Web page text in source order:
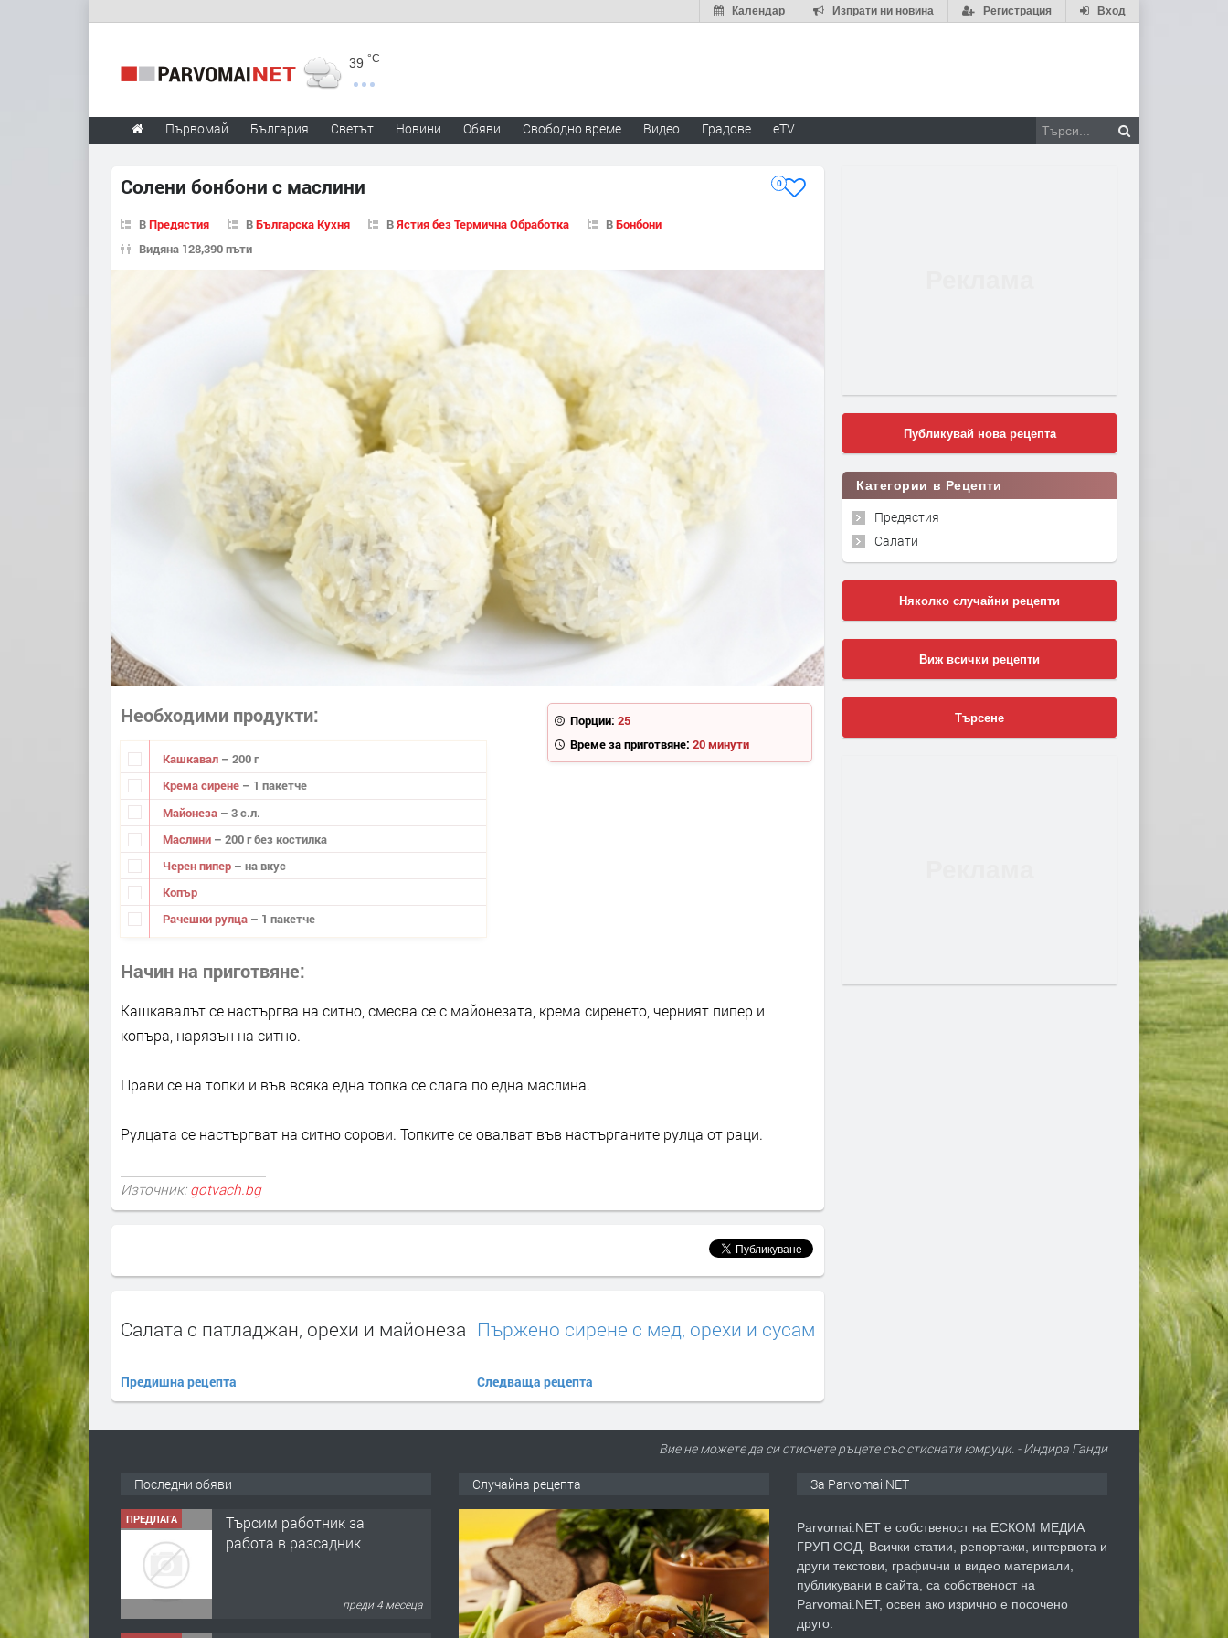
Вход
Регистрация
Изпрати ни новина
Календар
39 °C
Първомай България Светът Новини Обяви Свободно време Видео Градове eTV
Солени бонбони с маслини 0
ВПредястия ВБългарска Кухня ВЯстия без Термична Обработка ВБонбони
Видяна 128,390 пъти
Порции: 25
Време за приготвяне: 20 минути
Необходими продукти
Кашкавал – 200 г
Крема сирене – 1 пакетче
Майонеза – 3 с.л.
Маслини – 200 г без костилка
Черен пипер – на вкус
Копър
Рачешки рулца – 1 пакетче
Начин на приготвяне
Кашкавалът се настъргва на ситно, смесва се с майонезата, крема сиренето, черният пипер и
копъра, нарязън на ситно.
Прави се на топки и във всяка една топка се слага по една маслина.
Рулцата се настъргват на ситно сорови. Топките се овалват във настърганите рулца от раци.
Източник: gotvach.bg
Салата с патладжан, орехи и майонеза
Предишна рецепта
Пържено сирене с мед, орехи и сусам
Следваща рецепта
Публикувай нова рецепта
Категории в Рецепти
Предястия
Салати
Няколко случайни рецепти
Виж всички рецепти
Търсене
Вие не можете да си стиснете ръцете със стиснати юмруци. - Индира Ганди
Последни обяви
ПРЕДЛАГА
Търсим работник за
работа в разсадник
преди 4 месеца
Случайна рецепта За Parvomai.NET
Parvomai.NET е собственост на ЕСКОМ МЕДИА
ГРУП ООД. Всички статии, репортажи, интервюта и
други текстови, графични и видео материали,
публикувани в сайта, са собственост на
Parvomai.NET, освен ако изрично е посочено
друго.